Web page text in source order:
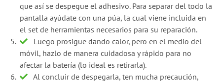
que así se despegue el adhesivo. Para separar del todo la
pantalla ayúdate con una púa, la cual viene incluida en
el set de herramientas necesarios para su reparación.
Luego prosigue dando calor, pero en el medio del
móvil, hazlo de manera cuidadosa y rápido para no
afectar la batería (lo ideal es retirarla).
Al concluir de despegarla, ten mucha precaución,